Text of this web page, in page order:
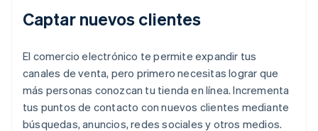
Captar nuevos clientes
El comercio electrónico te permite expandir tus
canales de venta, pero primero necesitas lograr que
más personas conozcan tu tienda en línea. Incrementa
tus puntos de contacto con nuevos clientes mediante
búsquedas, anuncios, redes sociales y otros medios.